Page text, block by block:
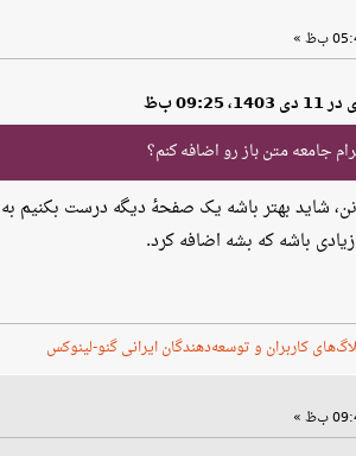
ب‌ظ
جامعه متن باز رو اضافه کنم؟
شاید بهتر باشه یک صفحهٔ دیگه درست بکنیم به
باشه که بشه اضافه کرد.
کاربران و توسعه‌دهندگان ایرانی گنو-لینوکس